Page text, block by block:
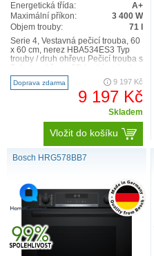
Energetická třída:
A+
Maximální příkon:
3 400 W
Objem trouby:
71 l
Serie 4, Vestavná pečicí trouba, 60
x 60 cm, nerez HBA534ES3 Typ
trouby / druh ohřevu Pečicí trouba s
horní/sp..
Doprava zdarma 9 197 Kč
9 197 Kč
Skladem
Vložit do košíku
Bosch HRG578BB7